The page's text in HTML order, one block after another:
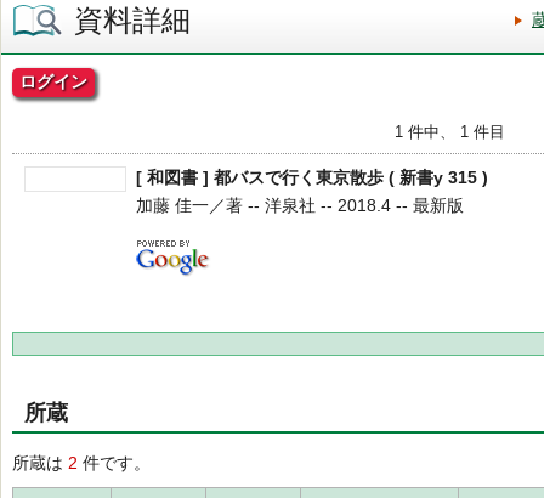
資料詳細
ログイン
1 件中、 1 件目
[ 和図書 ] 都バスで行く東京散歩 ( 新書y 315 )
加藤 佳一／著 -- 洋泉社 -- 2018.4 -- 最新版
所蔵
所蔵は 2 件です。